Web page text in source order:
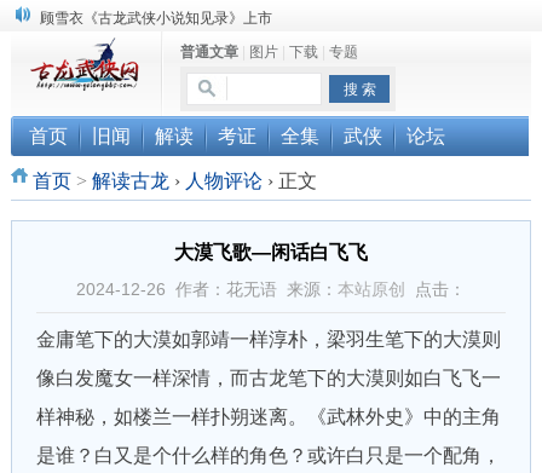
顾雪衣《古龙武侠小说知见录》上市
“武侠书库”查缺补漏活动圆满结束
《古龙小说原貌探究》修订版已上市
普通文章| 图片| 下载| 专题
首页 旧闻 解读 考证 全集 武侠 论坛
首页> 解读古龙 › 人物评论 ›正文
大漠飞歌—闲话白飞飞
2024-12-26 作者：花无语 来源： 本站原创 点击：
金庸笔下的大漠如郭靖一样淳朴，梁羽生笔下的大漠则
像白发魔女一样深情，而古龙笔下的大漠则如白飞飞一
样神秘，如楼兰一样扑朔迷离。《武林外史》中的主角
是谁？白又是个什么样的角色？或许白只是一个配角，